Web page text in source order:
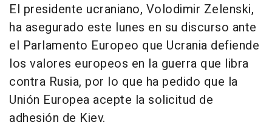
El presidente ucraniano, Volodimir Zelenski,
ha asegurado este lunes en su discurso ante
el Parlamento Europeo que Ucrania defiende
los valores europeos en la guerra que libra
contra Rusia, por lo que ha pedido que la
Unión Europea acepte la solicitud de
adhesión de Kiev.